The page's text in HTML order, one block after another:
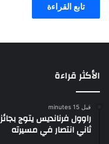
تابع القراءة
الأكثر قراءة
قبل 15 minutes
راوول فرنانديس يتوج
ثاني انتصار في مسيرته